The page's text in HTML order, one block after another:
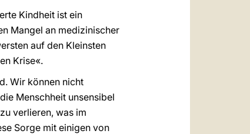
Kindheit ist ein
Mangel an medizinischer
auf den Kleinsten
Krise«.
Wir können nicht
Menschheit unsensibel
verlieren, was im
Sorge mit einigen von